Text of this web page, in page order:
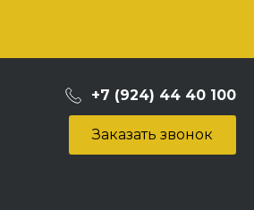
+7 (924) 44 40 100
Заказать звонок